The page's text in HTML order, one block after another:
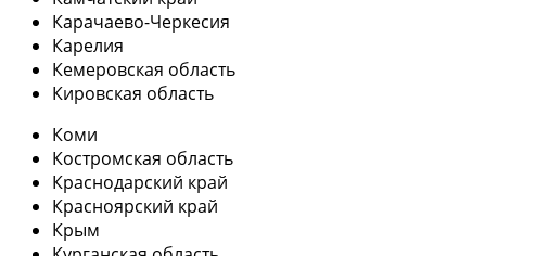
Карачаево-Черкесия
Карелия
Кемеровская область
Кировская область
Коми
Костромская область
Краснодарский край
Красноярский край
Крым